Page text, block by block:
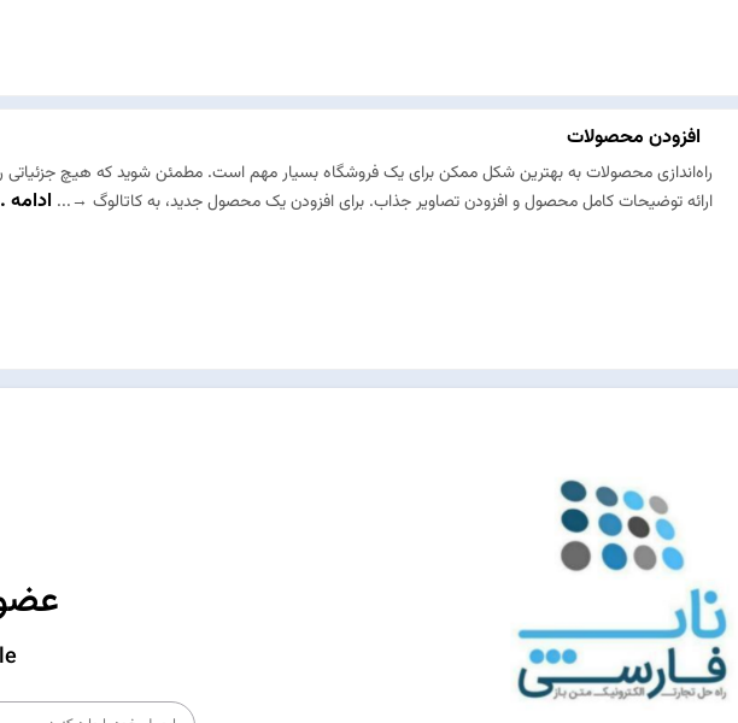
افزودن محصولات
راه‌اندازی محصولات به بهترین شکل ممکن برای یک فروشگاه بسیار مهم است. مطمئن شوید که هیچ جزئیاتی
ارائه توضیحات کامل محصول و افزودن تصاویر جذاب. برای افزودن یک محصول جدید، به کاتالوگ →... ادامه